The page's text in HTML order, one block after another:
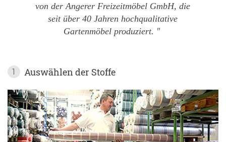
von der Angerer Freizeitmöbel GmbH, die
seit über 40 Jahren hochqualitative
Gartenmöbel produziert.
1 Auswählen der Stoffe